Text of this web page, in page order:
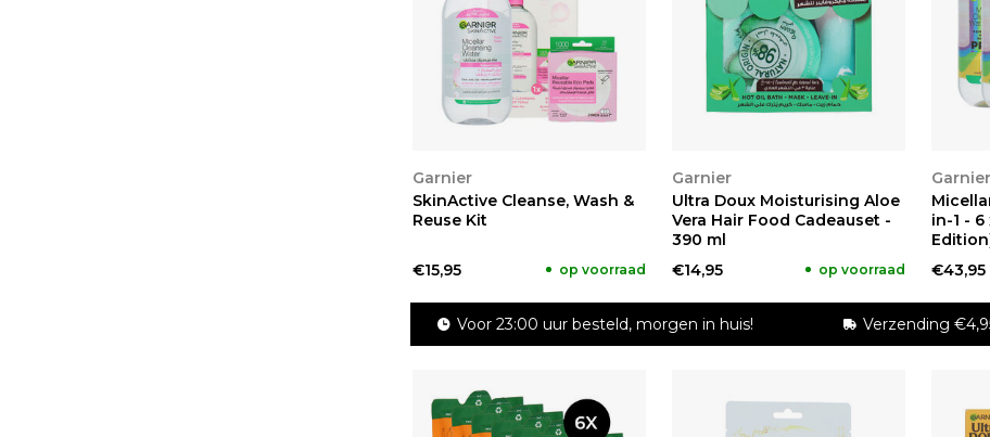
BEKIJKEN
Garnier
SkinActive Cleanse, Wash &
Reuse Kit
€15,95 op voorraad
BEKIJKEN
Garnier
Ultra Doux Moisturising Aloe
Vera Hair Food Cadeauset -
390 ml
€14,95
op voorraad
Garnier
in-1 -
€43,95
Voor 23:00 uur besteld, morgen in huis! Verzending